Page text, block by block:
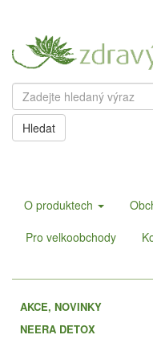
Hledat
O produktech
Pro velkoobchody
AKCE, NOVINKY
NEERA DETOX